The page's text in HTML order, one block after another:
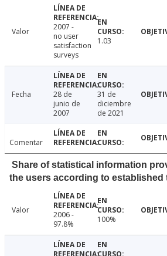
Valor
2007 -
no user
satisfaction
surveys
1.03
Fecha
28 de
junio de
2007
31 de
diciembre
de 2021
Comentar
Share of statistical information
the users according to established
Valor
2006 -
97.8%
100%